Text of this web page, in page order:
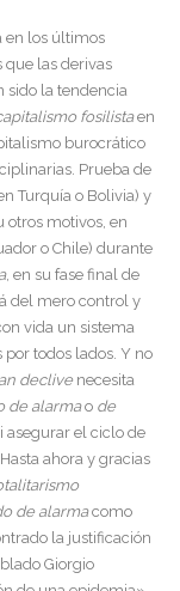
en los últimos
que las derivas
sido la tendencia
fosilistaen
burocrático
Prueba de
Turquía o Bolivia) y
otros motivos, en
o Chile) durante
, en su fase final de
del mero control y
vida un sistema
todos lados. Y no
declivenecesita
de alarmao de
asegurar el ciclo de
ahora y gracias
de alarmacomo
la justificación
Giorgio